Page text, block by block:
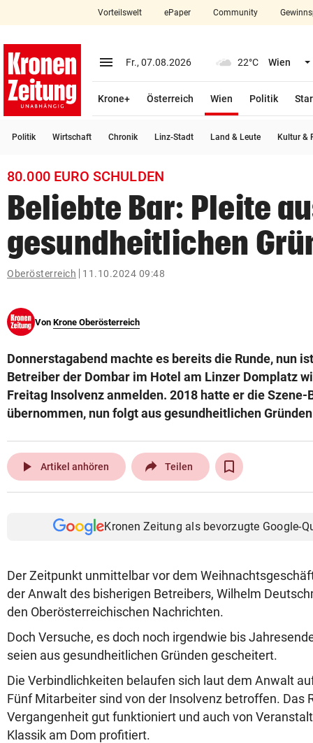
closeSchließen
account_circle Anmelden
arrow_right
bookmark
search
Suchbegriff
eingeben
© Krone Multimedia GmbH & Co KG 2026
Vorteilswelt ePaper Community
menu Menü aufklappen
Fr., 07.08.2026 22°C Wien
Krone+ Österreich Wien
Politik
Politik Wirtschaft Chronik Linz-Stadt Land & Leute Kultur &
80.000 EURO SCHULDEN
Beliebte Bar: Pleite
gesundheitlichen
Oberösterreich 11.10.2024 09:48
Von Krone Oberösterreich
Donnerstagabend machte es bereits die Runde, nun
Betreiber der Dombar im Hotel am Linzer Domplatz
Freitag Insolvenz anmelden. 2018 hatte er die Szene-
übernommen, nun folgt aus gesundheitlichen
play_arrow Artikel anhören Teilen
Kronen Zeitung als bevorzugte Google-
Der Zeitpunkt unmittelbar vor dem
der Anwalt des bisherigen Betreibers, Wilhelm
den Oberösterreichischen Nachrichten.
Doch Versuche, es doch noch irgendwie bis
seien aus gesundheitlichen Gründen gescheitert.
Die Verbindlichkeiten belaufen sich laut dem Anwalt
Fünf Mitarbeiter sind von der Insolvenz betroffen. Das
Vergangenheit gut funktioniert und auch von
Klassik am Dom profitiert.